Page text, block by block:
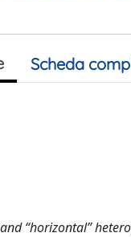
Scheda
“horizontal”